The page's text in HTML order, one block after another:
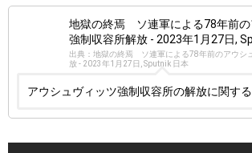
地獄の終焉 ソ連軍による78年前の
強制収容所解放 - 2023年1月27日,
出典：地獄の終焉 ソ連軍による78年前のアウシ
放 - 2023年1月27日, Sputnik 日本
アウシュヴィッツ強制収容所の解放に関す